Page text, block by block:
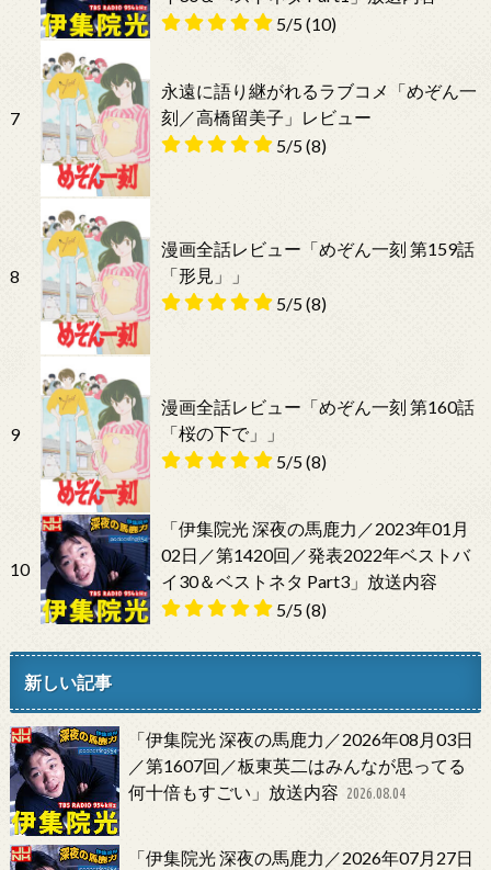
5/5(10)
7
永遠に語り継がれるラブコメ「めぞん一
刻／高橋留美子」レビュー
5/5(8)
8
漫画全話レビュー「めぞん一刻 第159話
「形見」」
5/5(8)
9
漫画全話レビュー「めぞん一刻 第160話
「桜の下で」」
5/5(8)
10
「伊集院光 深夜の馬鹿力／2023年01月
02日／第1420回／発表2022年ベストバ
イ30＆ベストネタ Part3」放送内容
5/5(8)
新しい記事
「伊集院光 深夜の馬鹿力／2026年08月03日
／第1607回／板東英二はみんなが思ってる
何十倍もすごい」放送内容 2026.08.04
「伊集院光 深夜の馬鹿力／2026年07月27日